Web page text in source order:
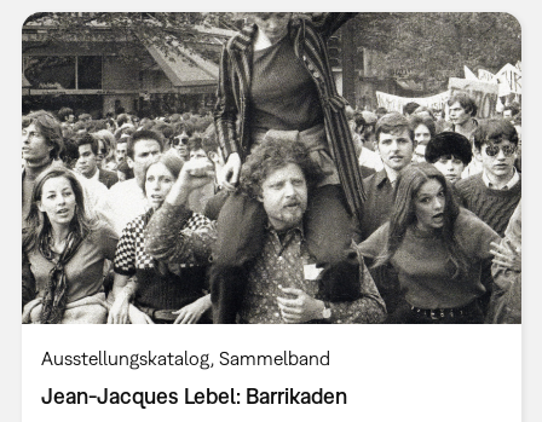
Ausstellungskatalog Sammelband
Jean-Jacques Lebel: Barrikaden